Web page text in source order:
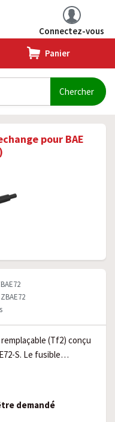
Connectez-vous
Panier
pour BAE
(Tf2) conçu
S. Le fusible…
demandé